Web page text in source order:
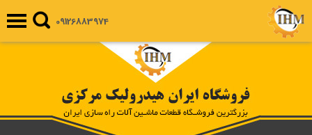
09126883974